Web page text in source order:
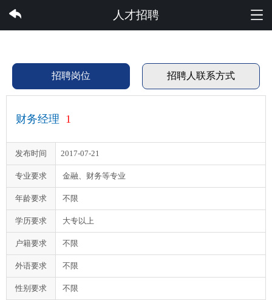
完美集团有限公司
人才招聘
招聘岗位 招聘人联系方式
财务经理 1
发布时间 2017-07-21
专业要求 金融、财务等专业
年龄要求 不限
学历要求 大专以上
户籍要求 不限
外语要求 不限
性别要求 不限